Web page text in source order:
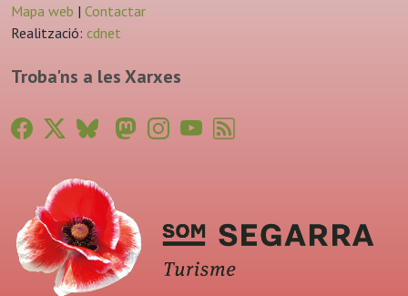
Mapa web | Contactar
Realització: cdnet
Troba'ns a les Xarxes